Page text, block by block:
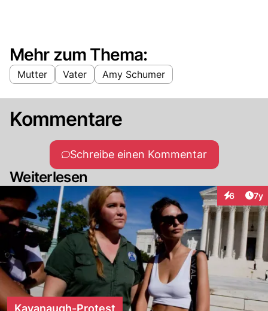
Mehr zum Thema:
Mutter Vater Amy Schumer
Kommentare
Schreibe einen Kommentar
Weiterlesen
6 7y
Kavanaugh-Protest